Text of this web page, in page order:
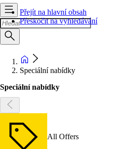
Přejít na hlavní obsah
Přeskočit na vyhledávání
Speciální nabídky
Speciální nabídky
All Offers